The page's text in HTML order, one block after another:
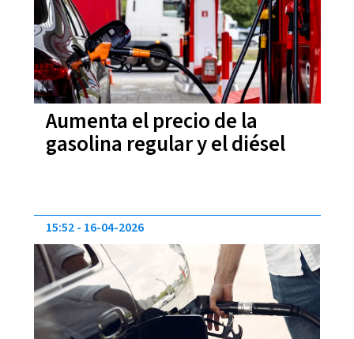
Aumenta el precio de la
gasolina regular y el diésel
15:52 16-04-2026